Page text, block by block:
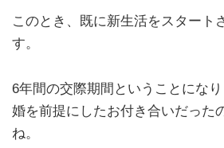
このとき、既に新生活をスタート
す。
6年間の交際期間ということにな
婚を前提にしたお付き合いだった
ね。